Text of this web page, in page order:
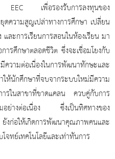
EEC เพื่อรองรับการลงทุนของ
ความสูญเปล่าทางการศึกษา เปลี่ยน
ละการเรียนการสอนในห้องเรียน มา
รศึกษาตลอดชีวิต ซึ่งจะเชื่อมโยงกับ
วามต่อเนื่องในการพัฒนาทักษะและ
กศึกษาที่จบจากระบบใหม่มีความ
รในสาขาที่ขาดแคลน ควบคู่กับการ
อย่างต่อเนื่อง ซึ่งเป็นทิศทางของ
อให้เกิดการพัฒนาคุณภาพคนและ
ทย์เทคโนโลยีและเท่าทันการ